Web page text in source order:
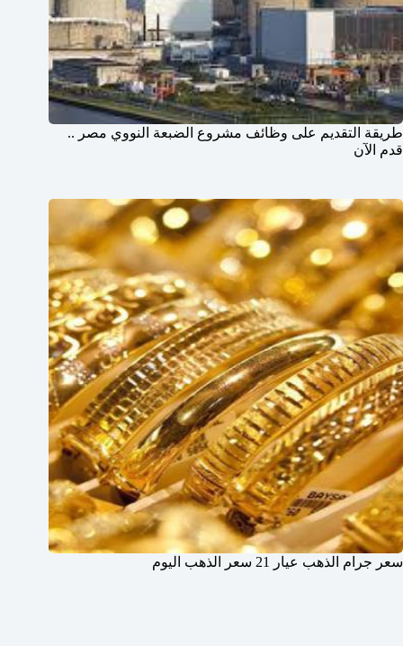
طريقة التقديم على وظائف مشروع الضبعة النووي مصر ..
قدم الآن
سعر جرام الذهب عيار 21 سعر الذهب اليوم